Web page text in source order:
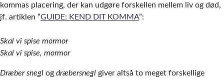
kommas placering, der kan udgøre forskellen mellem liv og død,
jf. artiklen ”GUIDE: KEND DIT KOMMA”:
Skal vi spise mormor
Skal vi spise, mormor
Dræber snegl og dræbersnegl giver altså to meget forskellige